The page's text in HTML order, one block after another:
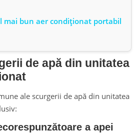
mai bun aer condiționat portabil
de apă din unitatea
ale scurgerii de apă din unitatea
a apei